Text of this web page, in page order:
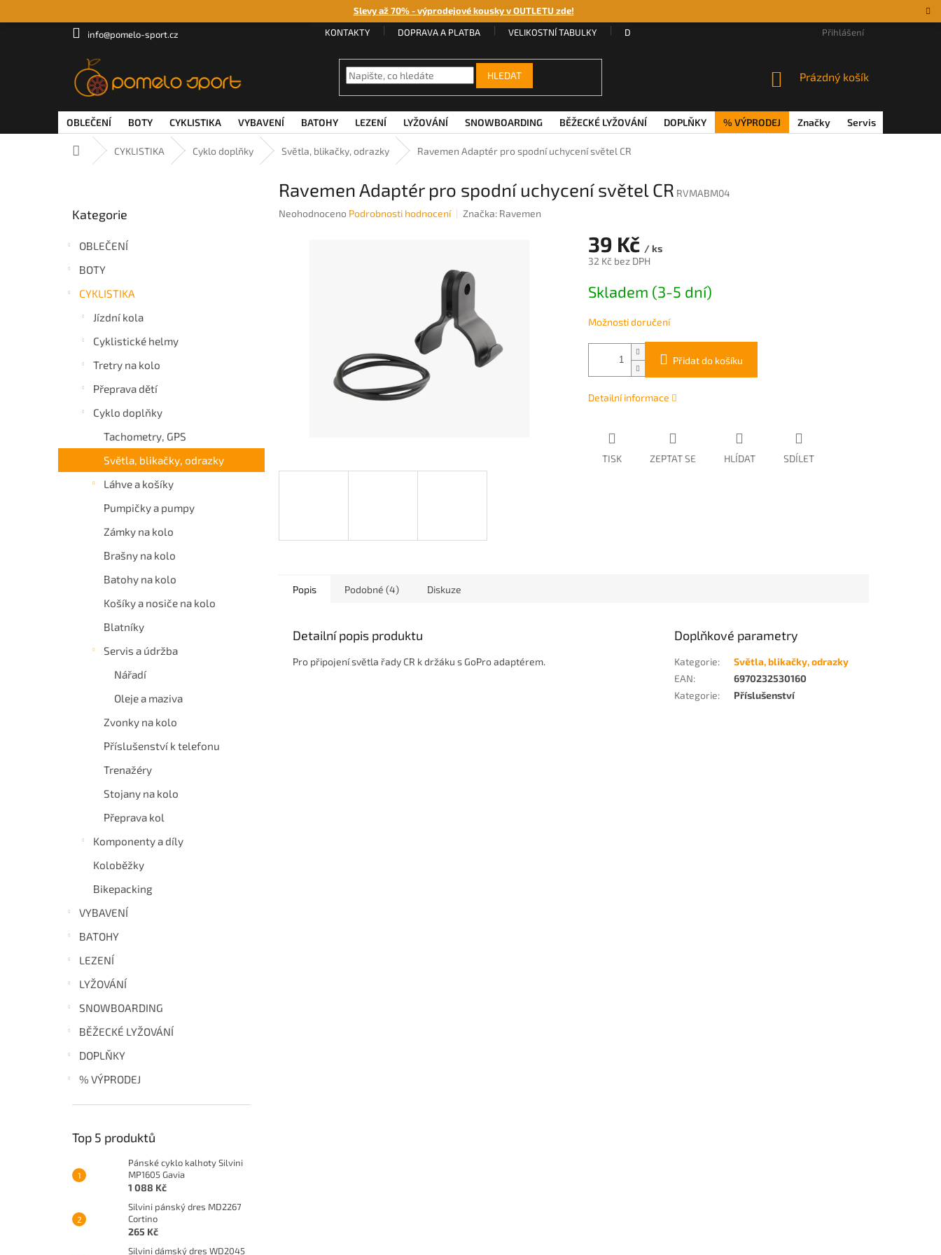
Slevy až 70% - výprodejové kousky v OUTLETU zde!
info@pomelo-sport.cz KONTAKTY DOPRAVA A PLATBA VELIKOSTNÍ TABULKY DÁRKOVÉ POUKAZY VĚRNOSTNÍ PROGRAM
Přihlášení
HLEDAT
NÁKUPNÍ
Prázdný košík
OBLEČENÍ BOTY CYKLISTIKA VYBAVENÍ BATOHY LEZENÍ LYŽOVÁNÍ SNOWBOARDING BĚŽECKÉ LYŽOVÁNÍ DOPLŇKY % VÝPRODEJ Značky Servis
Domů CYKLISTIKA Cyklo doplňky Světla, blikačky, odrazky Ravemen Adaptér pro spodní uchycení světel CR
kategorie
Kategorie
OBLEČENÍ
BOTY
CYKLISTIKA
Jízdní kola
Cyklistické helmy
Tretry na kolo
Přeprava dětí
Cyklo doplňky
Tachometry, GPS
Světla, blikačky, odrazky
Láhve a košíky
Pumpičky a pumpy
Zámky na kolo
Brašny na kolo
Batohy na kolo
Košíky a nosiče na kolo
Blatníky
Servis a údržba
Nářadí
Oleje a maziva
Zvonky na kolo
Příslušenství k telefonu
Trenažéry
Stojany na kolo
Přeprava kol
Komponenty a díly
Koloběžky
Bikepacking
VYBAVENÍ
BATOHY
LEZENÍ
LYŽOVÁNÍ
SNOWBOARDING
BĚŽECKÉ LYŽOVÁNÍ
DOPLŇKY
% VÝPRODEJ
Top 5 produktů
Pánské cyklo kalhoty Silvini
MP1605 Gavia
1 088 Kč
Silvini pánský dres MD2267
Cortino
265 Kč
Silvini dámský dres WD2045
Ravemen Adaptér pro spodní uchycení světel CR RVMABM04
Průměrné
Neohodnoceno Podrobnosti hodnocení Značka: Ravemen
39 Kč / ks
32 Kč bez DPH
cena:
Skladem (3-5 dní)
Možnosti doručení
Přidat do košíku
Detailní informace
TISK ZEPTAT SE HLÍDAT SDÍLET
Popis Podobné (4) Diskuze
Detailní popis produktu
Pro připojení světla řady CR k držáku s GoPro adaptérem.
Doplňkové parametry
Kategorie:
Světla, blikačky, odrazky
EAN:
6970232530160
Kategorie: Příslušenství